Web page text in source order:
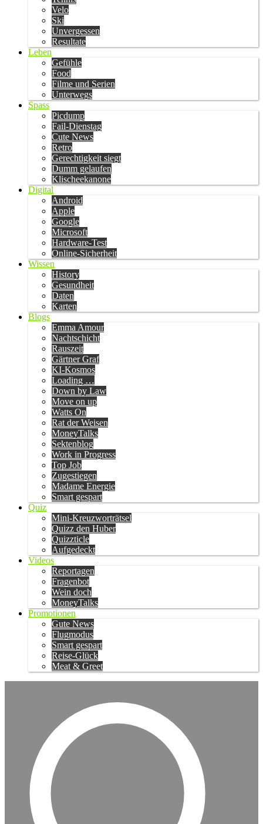
Velo
Ski
Unvergessen
Resultate
Leben
Gefühle
Food
Filme und Serien
Unterwegs
Spass
Picdump
Fail-Dienstag
Cute News
Retro
Gerechtigkeit siegt
Dumm gelaufen
Klischeekanone
Digital
Android
Apple
Google
Microsoft
Hardware-Test
Online-Sicherheit
Wissen
History
Gesundheit
Daten
Karten
Blogs
Emma Amour
Nachtschicht
Rauszeit
Gärtner Graf
KI-Kosmos
Loading …
Down by Law
Move on up
Watts On
Rat der Weisen
MoneyTalks
Sektenblog
Work in Progress
Top Job
Zugestiegen
Madame Energie
Smart gespart
Quiz
Mini-Kreuzworträtsel
Quizz den Huber
Quizzticle
Aufgedeckt
Videos
Reportagen
Fragenbot
Wein doch
MoneyTalks
Promotionen
Gute News
Flugmodus
Smart gespart
Reise-Glück
Meat & Greet